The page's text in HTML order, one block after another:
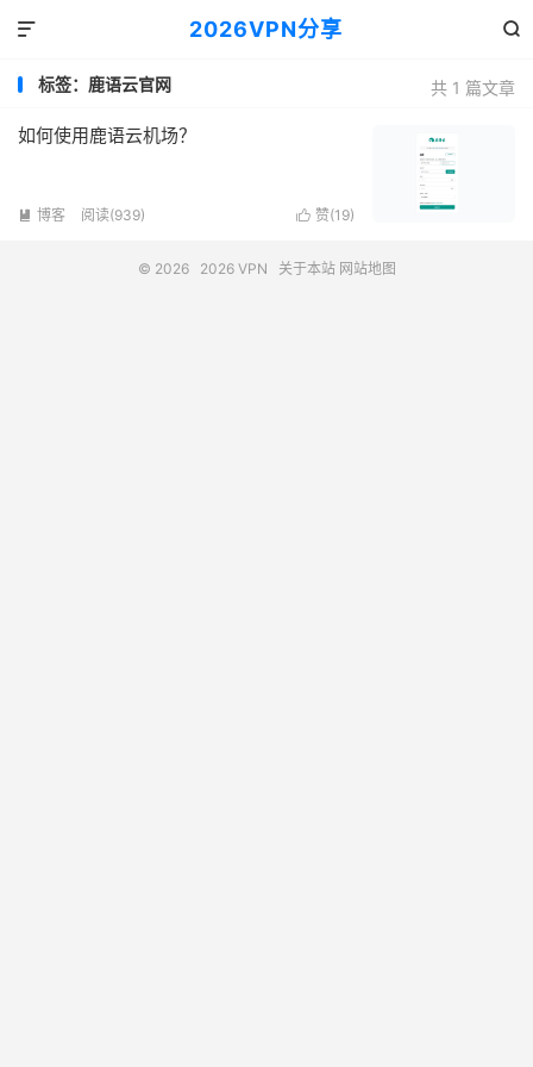
2026VPN分享 

共 1 篇文章
标签：鹿语云官网
如何使用鹿语云机场？
 赞(19)
 博客 阅读(939)
© 2026 2026 VPN 关于本站 网站地图